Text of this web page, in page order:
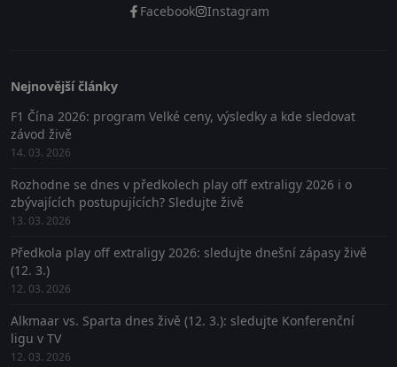
Facebook Instagram
Nejnovější články
F1 Čína 2026: program Velké ceny, výsledky a kde sledovat
závod živě
14. 03. 2026
Rozhodne se dnes v předkolech play off extraligy 2026 i o
zbývajících postupujících? Sledujte živě
13. 03. 2026
Předkola play off extraligy 2026: sledujte dnešní zápasy živě
(12. 3.)
12. 03. 2026
Alkmaar vs. Sparta dnes živě (12. 3.): sledujte Konferenční
ligu v TV
12. 03. 2026